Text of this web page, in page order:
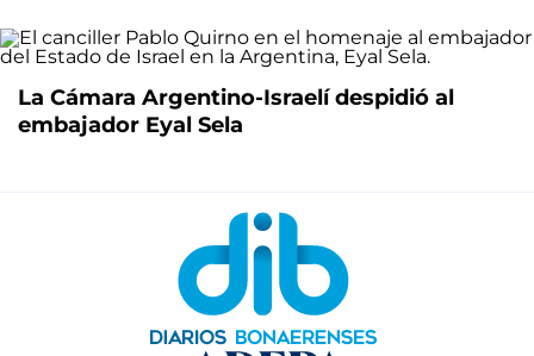
La Cámara Argentino-Israelí despidió al
embajador Eyal Sela